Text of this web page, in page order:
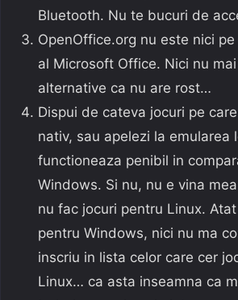
Bluetooth. Nu te bucuri de
OpenOffice.org nu este nici
al Microsoft Office. Nici nu
alternative ca nu are rost…
Dispui de cateva jocuri pe
nativ, sau apelezi la emularea
functioneaza penibil in
Windows. Si nu, nu e vina
nu fac jocuri pentru Linux.
pentru Windows, nici nu ma
inscriu in lista celor care cer
Linux… ca asta inseamna ca